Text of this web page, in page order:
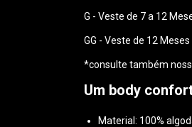
G - Veste de 7 a 12
GG - Veste de 12
*consulte também
Um body
Material: 100%